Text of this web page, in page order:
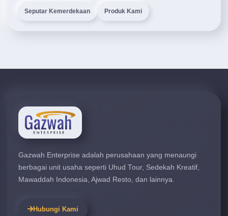
Seputar Kemerdekaan Produk Kami
Gazwah Enterprise adalah perusahaan yang menaungi
berbagai unit usaha seperti Uhud Tour, Sedekah Kreatif,
Mawaddah Indonesia, Ajwad Resto, dan lainnya.
Hubungi Kami